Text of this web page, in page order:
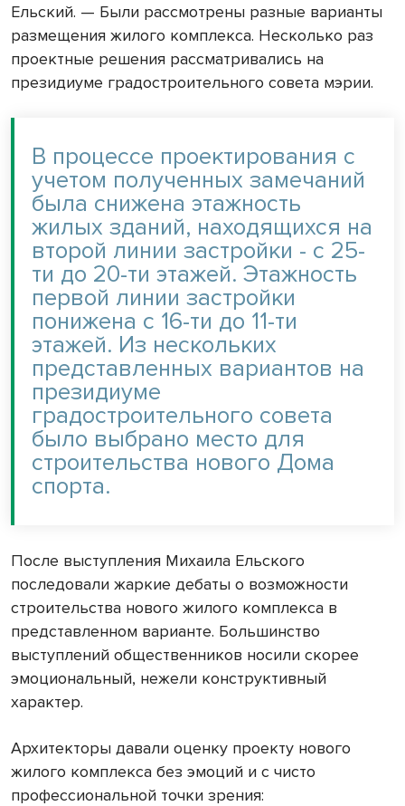
Ельский. — Были рассмотрены разные варианты
размещения жилого комплекса. Несколько раз
проектные решения рассматривались на
президиуме градостроительного совета мэрии.
В процессе проектирования с
учетом полученных замечаний
была снижена этажность
жилых зданий, находящихся на
второй линии застройки - с 25-
ти до 20-ти этажей. Этажность
первой линии застройки
понижена с 16-ти до 11-ти
этажей. Из нескольких
представленных вариантов на
президиуме
градостроительного совета
было выбрано место для
строительства нового Дома
спорта.
После выступления Михаила Ельского
последовали жаркие дебаты о возможности
строительства нового жилого комплекса в
представленном варианте. Большинство
выступлений общественников носили скорее
эмоциональный, нежели конструктивный
характер.
Архитекторы давали оценку проекту нового
жилого комплекса без эмоций и с чисто
профессиональной точки зрения: